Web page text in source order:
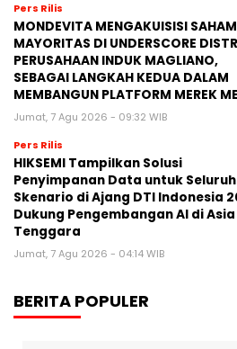
Pers Rilis
MONDEVITA MENGAKUISISI SAHAM
MAYORITAS DI UNDERSCORE
PERUSAHAAN INDUK MAGLIANO,
SEBAGAI LANGKAH KEDUA DALAM
MEMBANGUN PLATFORM MEREK
Jumat, 7 Agu 2026 - 09:32 WIB
Pers Rilis
HIKSEMI Tampilkan Solusi
Penyimpanan Data untuk Seluruh
Skenario di Ajang DTI Indonesia
Dukung Pengembangan AI di Asia
Tenggara
Jumat, 7 Agu 2026 - 04:14 WIB
BERITA POPULER